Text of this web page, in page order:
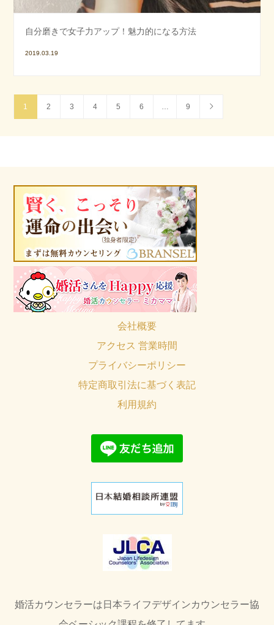
自分磨きで女子力アップ！魅力的になる方法
2019.03.19
1 2 3 4 5 6 9
会社概要
アクセス 営業時間
プライバシーポリシー
特定商取引法に基づく表記
利用規約
婚活カウンセラーは日本ライフデザインカウンセラー協